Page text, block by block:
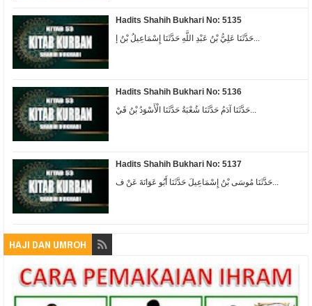
Hadits Shahih Bukhari No: 5135
Hadits Shahih Bukhari No: 5136
حَدَّثَنَا آدَمُ حَدَّثَنَا شُعْبَةُ حَدَّثَنَا الْأَسْوَدُ بْنُ قَيْ...
Hadits Shahih Bukhari No: 5137
حَدَّثَنَا مُوسَى بْنُ إِسْمَاعِيلَ حَدَّثَنَا أَبُو عَوَانَةَ عَنْ ف...
HAJI DAN UMROH